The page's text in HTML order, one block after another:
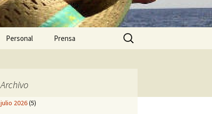
Personal Prensa Buscar:
Archivo
julio 2026(5)